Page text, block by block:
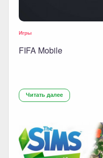
Игры
FIFA Mobile
Читать далее